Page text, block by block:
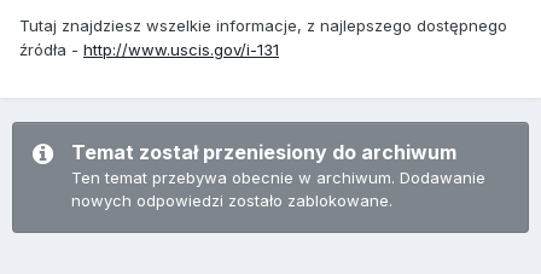
Tutaj znajdziesz wszelkie informacje, z najlepszego dostępnego
źródła - http://www.uscis.gov/i-131
Temat został przeniesiony do archiwum
Ten temat przebywa obecnie w archiwum. Dodawanie
nowych odpowiedzi zostało zablokowane.